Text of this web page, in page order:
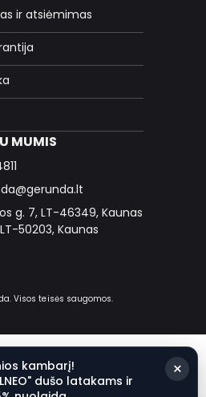
ir atsiėmimas
MUMIS
g. 7, LT-46349, Kaunas
50203, Kaunas
Visos teisės saugomos.
kambarį!
dušo latakams ir
×